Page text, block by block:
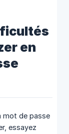
en
mot de passe
essayez